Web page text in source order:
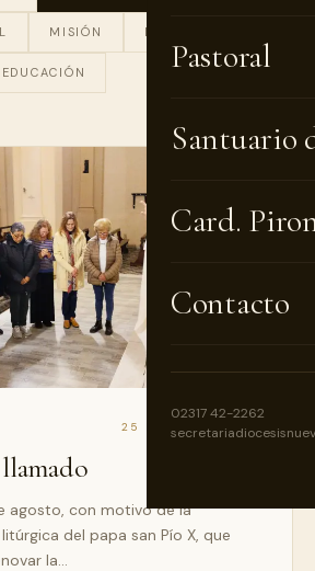
Pastoral
Santuario
Card.
Contacto
02317 42-2262
MISIÓN LITURGIA
EDUCACIÓN
25 DE AGO DE 2024
agosto, con motivo de la
del papa san Pío X, que
la…